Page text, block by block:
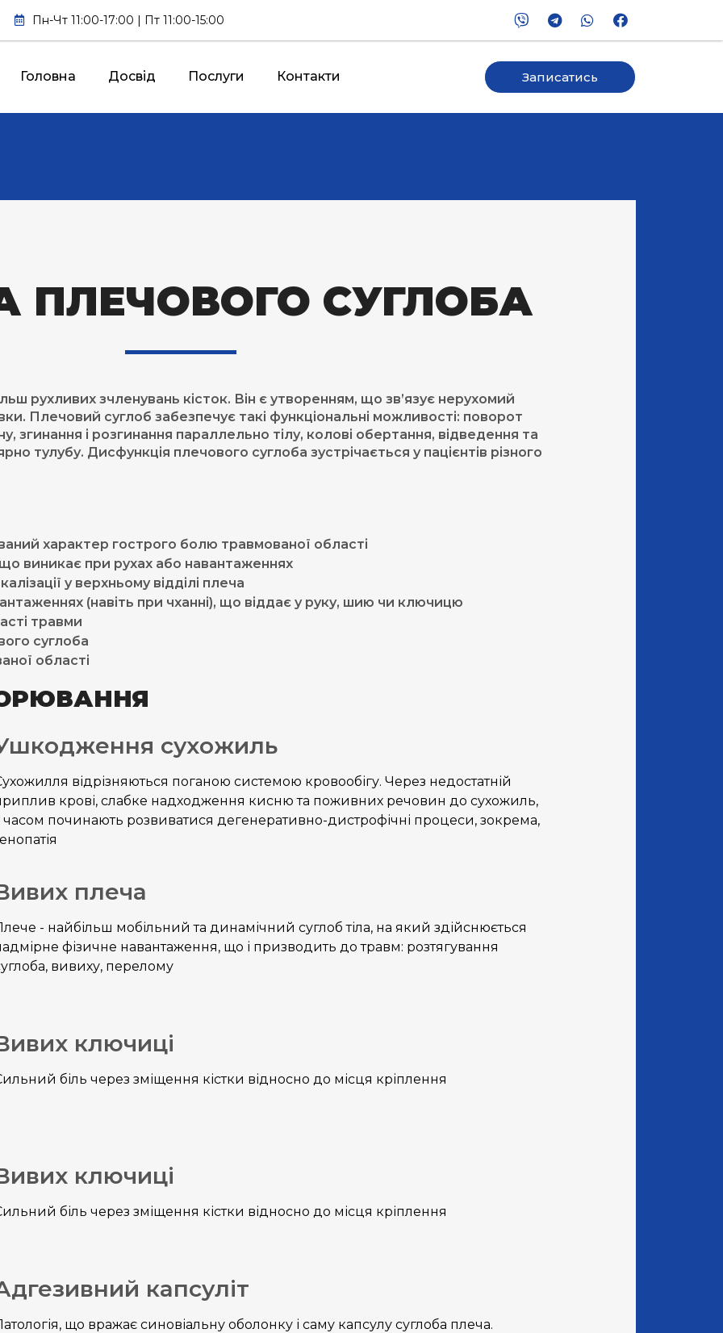
Пн-Чт 11:00-17:00 | Пт 11:00-15:00
Головна Досвід Послуги Контакти Записатись
ПЛЕЧОВОГО СУГЛОБА
рухливих зчленувань кісток. Він є утворенням, що зв’язує нерухомий
Плечовий суглоб забезпечує такі функціональні можливості: поворот
згинання і розгинання параллельно тілу, колові обертання, відведення та
тулубу. Дисфункція плечового суглоба зустрічається у пацієнтів різного
характер гострого болю травмованої області
що виникає при рухах або навантаженнях
у верхньому відділі плеча
(навіть при чханні), що віддає у руку, шию чи ключицю
травми
суглоба
області
сухожиль
відрізняються поганою системою кровообігу. Через недостатній
крові, слабке надходження кисню та поживних речовин до сухожиль,
часом починають розвиватися дегенеративно-дистрофічні процеси, зокрема,
плеча
- найбільш мобільний та динамічний суглоб тіла, на який здійснюється
фізичне навантаження, що і призводить до травм: розтягування
вивиху, перелому
ключиці
біль через зміщення кістки відносно до місця кріплення
ключиці
біль через зміщення кістки відносно до місця кріплення
капсуліт
що вражає синовіальну оболонку і саму капсулу суглоба плеча.